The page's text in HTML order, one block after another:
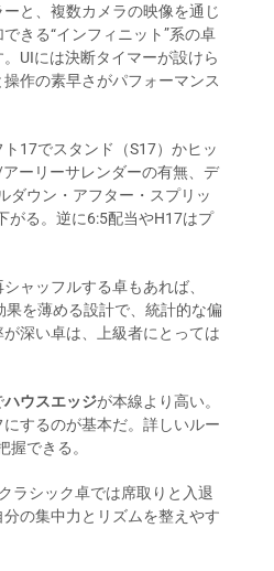
と、複数カメラの映像を通じ
きる“インフィニット”系の卓
UIには決断タイマーが設けら
作の素早さがパフォーマンス
17でスタンド（S17）かヒッ
ーリーサレンダーの有無、デ
ダウン・アフター・スプリッ
がる。逆に6:5配当やH17はプ
ャッフルする卓もあれば、
を薄める設計で、統計的な偏
深い卓は、上級者にとっては
ハウスエッジが本線より高い。
するのが基本だ。詳しいルー
握できる。
ラシック卓では席取りと入退
の集中力とリズムを整えやす